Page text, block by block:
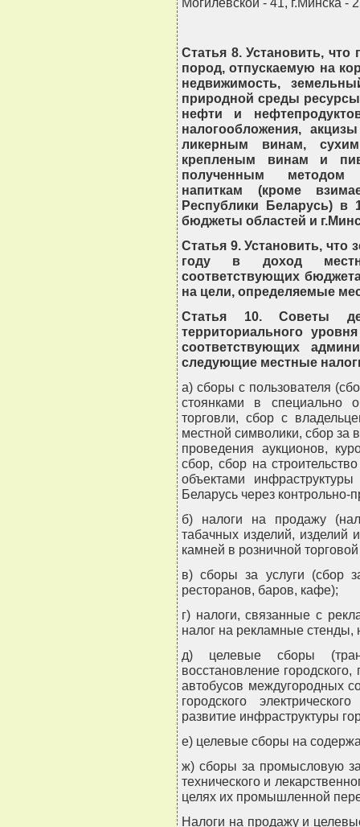
Статья 8. Установить,
пород, отпускаемую на
недвижимость,
природной среды
нефти и
налогообложения,
ликерным винам,
крепленым винам и
полученным методом
напиткам (кроме
Республики Беларусь) в
бюджеты областей и
Статья 9. Установить,
году в доход
соответствующих
на цели, определяемые
Статья 10. Советы
территориального
соответствующих
следующие местные
а) сборы с пользователя
стоянками в специально
торговли, сбор с
местной символики, сбор за
проведения аукционов,
сбор, сбор на
объектами
Беларусь через контрольно-
б) налоги на продажу
табачных изделий, изделий
камней в розничной торговой
в) сборы за услуги (сбор
ресторанов, баров, кафе);
г) налоги, связанные с
налог на рекламные
д) целевые сборы
восстановление
автобусов междугородных
городского
развитие инфраструктуры
е) целевые сборы на
ж) сборы за промысловую
технического и
целях их промышленной
Налоги на продажу и